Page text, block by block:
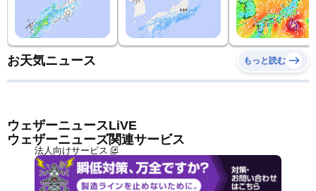
お天気ニュース もっと読む
ウェザーニュースLiVE
ウェザーニューズ関連サービス
法人向けサービス